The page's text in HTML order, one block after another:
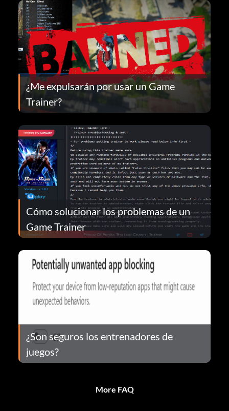
¿Me expulsarán por usar un Game
Trainer?
Cómo solucionar los problemas de un
Game Trainer
¿Son seguros los entrenadores de
juegos?
More FAQ